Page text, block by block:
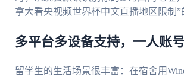
拿大看央视频世界杯中文直播地区限制”
多平台多设备支持，一人账
留学生的生活场景很丰富：在宿舍用